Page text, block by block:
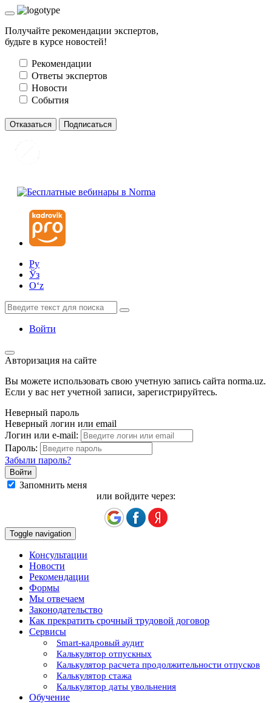
Получайте рекомендации экспертов,
будьте в курсе новостей!
Рекомендации
Ответы экспертов
Новости
События
Отказаться Подписаться
Ру
Ўз
Oʻz
Войти
Авторизация на сайте
Вы можете использовать свою учетную запись сайта norma.uz.
Если у вас нет учетной записи, зарегистрируйтесь.
Неверный пароль
Неверный логин или email
Логин или e-mail:
Пароль:
Забыли пароль?
Запомнить меня
или войдите через:
Toggle navigation
Консультации
Новости
Рекомендации
Формы
Мы отвечаем
Законодательство
Как прекратить срочный трудовой договор
Сервисы
Smart-кадровый аудит
Калькулятор отпускных
Калькулятор расчета продолжительности отпусков
Калькулятор стажа
Калькулятор даты увольнения
Обучение